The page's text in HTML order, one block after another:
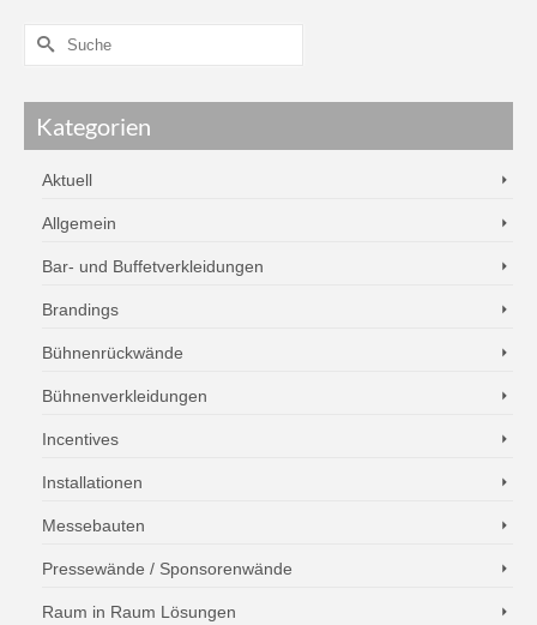
Kategorien
Aktuell
Allgemein
Bar- und Buffetverkleidungen
Brandings
Bühnenrückwände
Bühnenverkleidungen
Incentives
Installationen
Messebauten
Pressewände / Sponsorenwände
Raum in Raum Lösungen